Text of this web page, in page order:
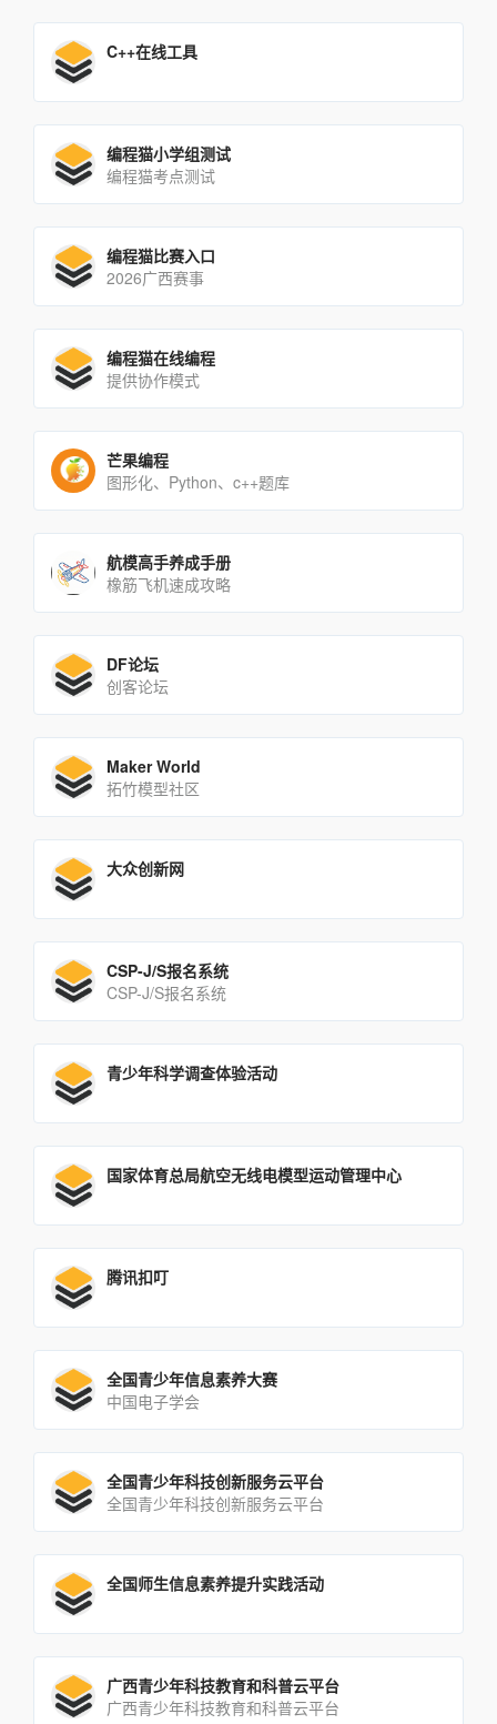
C++在线工具
编程猫小学组测试
编程猫考点测试
编程猫比赛入口
2026广西赛事
编程猫在线编程
提供协作模式
芒果编程
图形化、Python、c++题库
航模高手养成手册
橡筋飞机速成攻略
DF论坛
创客论坛
Maker World
拓竹模型社区
大众创新网
CSP-J/S报名系统
CSP-J/S报名系统
青少年科学调查体验活动
国家体育总局航空无线电模型运动管理中心
腾讯扣叮
全国青少年信息素养大赛
中国电子学会
全国青少年科技创新服务云平台
全国青少年科技创新服务云平台
全国师生信息素养提升实践活动
广西青少年科技教育和科普云平台
广西青少年科技教育和科普云平台